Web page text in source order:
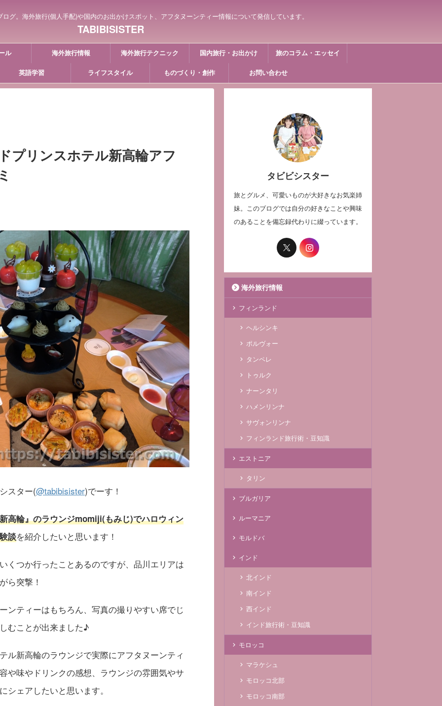
グ。海外旅行(個人手配)や国内のお出かけスポット、アフタヌーンティー情報について発信しています。
TABIBISISTER
ル 海外旅行情報 海外旅行テクニック 国内旅行・お出かけ 旅のコラム・エッセイ
英語学習 ライフスタイル ものづくり・創作 お問い合わせ
プリンスホテル新高輪アフ
スター(@tabibisister)でーす！
高輪』のラウンジmomiji(もみじ)でハロウィン
談を紹介したいと思います！
くつか行ったことあるのですが、品川エリアは
ら突撃！
ンティーはもちろん、写真の撮りやすい席でじ
むことが出来ました♪
ル新高輪のラウンジで実際にアフタヌーンティ
や味やドリンクの感想、ラウンジの雰囲気やサ
シェアしたいと思います。
タビビシスター
旅とグルメ、可愛いものが大好きなお気楽姉
妹。このブログでは自分の好きなことや興味
のあることを備忘録代わりに綴っています。
海外旅行情報
フィンランド
ヘルシンキ
ポルヴォー
タンペレ
トゥルク
ナーンタリ
ハメンリンナ
サヴォンリンナ
フィンランド旅行術・豆知識
エストニア
タリン
ブルガリア
ルーマニア
モルドバ
インド
北インド
南インド
西インド
インド旅行術・豆知識
モロッコ
マラケシュ
モロッコ北部
モロッコ南部